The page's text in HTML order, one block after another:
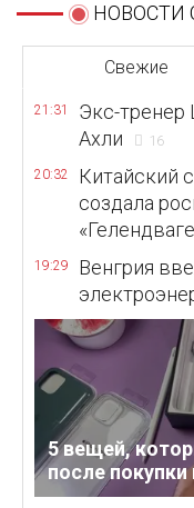
НОВОСТИ
Свежие
21:31
Экс-тренер
Ахли
16
20:32
Китайский
создала
19:29
Венгрия
5 вещей,
после покупки